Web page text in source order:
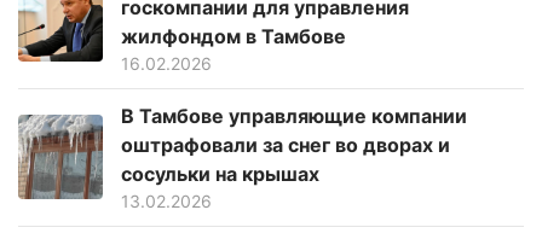
госкомпании для управления
жилфондом в Тамбове
16.02.2026
В Тамбове управляющие компании
оштрафовали за снег во дворах и
сосульки на крышах
13.02.2026